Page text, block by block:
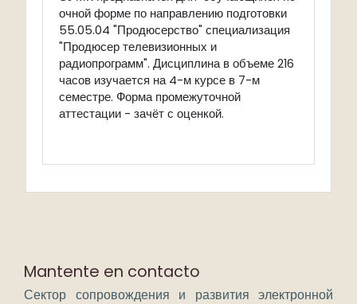
очной форме по направлению подготовки
55.05.04 "Продюсерство" специализация
"Продюсер телевизионных и
радиопрограмм". Дисциплина в объеме 216
часов изучается на 4-м курсе в 7-м
семестре. Форма промежуточной
аттестации - зачёт с оценкой.
Mantente en contacto
Сектор сопровождения и развития электронной